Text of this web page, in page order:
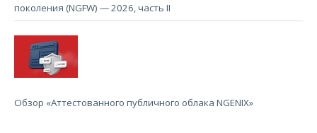
поколения (NGFW) — 2026, часть II
Обзор «Аттестованного публичного облака NGENIX»